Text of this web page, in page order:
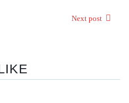
Next post